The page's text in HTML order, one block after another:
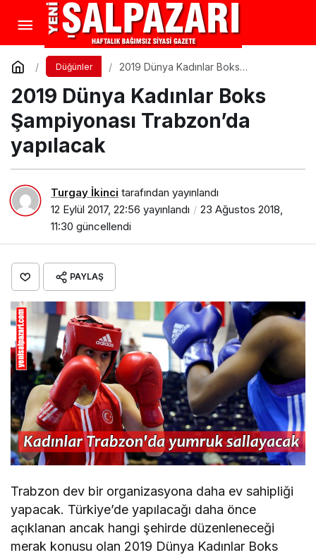
Düğünler
2019 Dünya Kadınlar Boks
2019 Dünya Kadınlar Boks
Şampiyonası Trabzon’da
yapılacak
Turgay İkinci tarafından yayınlandı
12 Eylül 2017, 22:56 yayınlandı
23 Ağustos 2018,
11:30 güncellendi
PAYLAŞ
Trabzon dev bir organizasyona daha ev sahipliği
yapacak. Türkiye’de yapılacağı daha önce
açıklanan ancak hangi şehirde düzenleneceği
merak konusu olan 2019 Dünya Kadınlar Boks